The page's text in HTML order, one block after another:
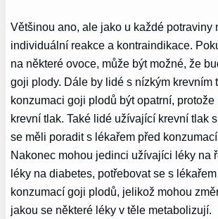
Většinou ano, ale jako u každé potraviny
individuální reakce a kontraindikace.
na některé ovoce, může být možné, že
goji plody. Dále by lidé s nízkým krevním
konzumaci goji plodů být opatrní,
krevní tlak. Také lidé užívající krevní tlak
se měli poradit s lékařem před
Nakonec mohou jedinci užívajíci léky na
léky na diabetes, potřebovat se s
konzumací goji plodů, jelikož mohou
jakou se některé léky v těle metabolizují.